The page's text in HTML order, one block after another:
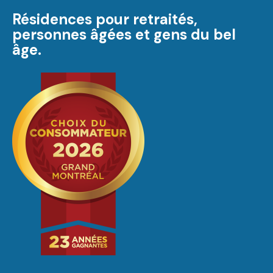
Résidences pour retraités,
personnes âgées et gens du bel
âge.